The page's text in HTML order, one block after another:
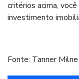
critérios acima,
investimento
Fonte: Tanner Milne